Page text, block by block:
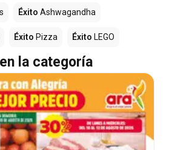
Éxito Ashwagandha
Éxito Pizza Éxito LEGO
la categoría